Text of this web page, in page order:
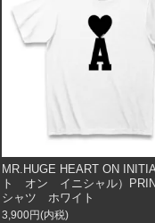
MR.HUGE HEART ON
ト オン イニシャル）
シャツ ホワイト
3,900円(内税)